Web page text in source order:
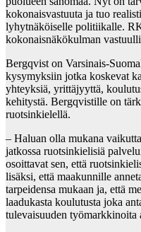
kokonaisvastuuta ja tuo
lyhytnäköiselle politiikalle.
kokonaisnäkökulman
Bergqvist on Varsinais-
kysymyksiin jotka koskevat
yhteyksiä, yrittäjyyttä,
kehitystä. Bergqvistille on
ruotsinkielellä.
– Haluan olla mukana
jatkossa ruotsinkielisiä
osoittavat sen, että
lisäksi, että maakunnille
tarpeidensa mukaan ja, että
laadukasta koulutusta joka
tulevaisuuden työmarkkinoita